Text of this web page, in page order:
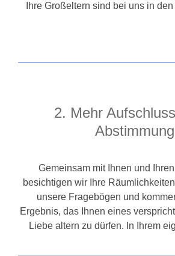
Ihre Großeltern sind bei uns in
2. Mehr
Abstimmung
Gemeinsam mit Ihnen und
besichtigen wir Ihre
unsere Fragebögen und
Ergebnis, das Ihnen eines
Liebe altern zu dürfen. In Ihrem